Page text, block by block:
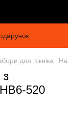
для пікніка
з
520